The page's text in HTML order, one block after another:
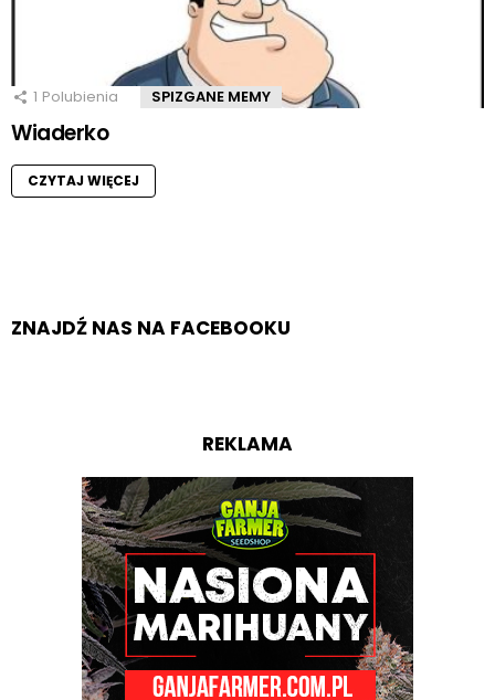
1 Polubienia SPIZGANE MEMY
Wiaderko
CZYTAJ WIĘCEJ
ZNAJDŹ NAS NA FACEBOOKU
REKLAMA